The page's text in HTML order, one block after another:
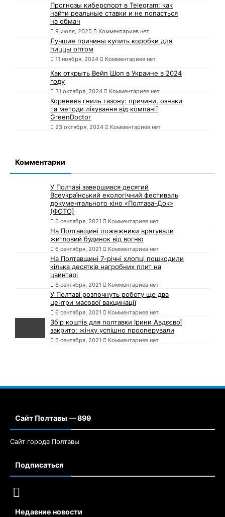
Прогнозы киберспорт в Telegram: как
найти реальные ставки и не попасться
на обман
9 июля, 2025 Комментариев нет
Лучшие причины купить коробки для
пиццы оптом
11 ноября, 2024 Комментариев нет
Как открыть Вейп Шоп в Украине в 2024
году
31 октября, 2024 Комментариев нет
Коренева гниль газону: причини, ознаки
та методи лікування від компанії
GreenDoctor
23 октября, 2024 Комментариев нет
Комментарии
У Полтаві завершився десятий
Всеукраїнський екологічний фестиваль
документального кіно «Полтава-Док»
(ФОТО)
6 сентября, 2021 Комментариев нет
На Полтавщині пожежники врятували
житловий будинок від вогню
6 сентября, 2021 Комментариев нет
На Полтавщині 7-річні хлопці пошкодили
кілька десятків нагробних плит на
цвинтарі
6 сентября, 2021 Комментариев нет
У Полтаві розпочнуть роботу ще два
центри масової вакцинації
6 сентября, 2021 Комментариев нет
Збір коштів для полтавки Ірини Авдєєвої
закрито: жінку успішно прооперували
6 сентября, 2021 Комментариев нет
Сайт Полтавы — 899
Сайт города Полтавы
Подписаться
Недавние новости